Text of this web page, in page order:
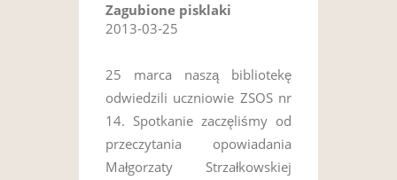
Zagubione pisklaki
2013-03-25
25 marca naszą bibliotekę
odwiedzili uczniowie ZSOS nr
14. Spotkanie zaczęliśmy od
przeczytania opowiadania
Małgorzaty Strzałkowskiej